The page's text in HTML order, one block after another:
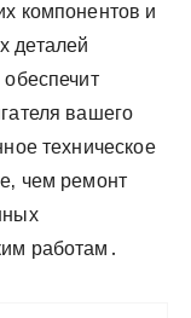
компонентов и
деталей
вашего
техническое
чем ремонт
работам․